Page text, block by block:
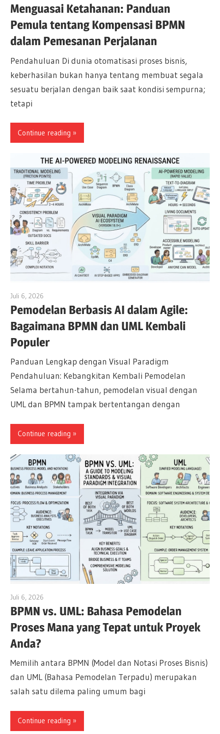
Menguasai Ketahanan: Panduan
Pemula tentang Kompensasi BPMN
dalam Pemesanan Perjalanan
Pendahuluan Di dunia otomatisasi proses bisnis,
keberhasilan bukan hanya tentang membuat segala
sesuatu berjalan dengan baik saat kondisi sempurna;
tetapi
Continue reading
Juli 6, 2026
Pemodelan Berbasis AI dalam Agile:
Bagaimana BPMN dan UML Kembali
Populer
Panduan Lengkap dengan Visual Paradigm
Pendahuluan: Kebangkitan Kembali Pemodelan
Selama bertahun-tahun, pemodelan visual dengan
UML dan BPMN tampak bertentangan dengan
Continue reading
Juli 6, 2026
BPMN vs. UML: Bahasa Pemodelan
Proses Mana yang Tepat untuk Proyek
Anda?
Memilih antara BPMN (Model dan Notasi Proses Bisnis)
dan UML (Bahasa Pemodelan Terpadu) merupakan
salah satu dilema paling umum bagi
Continue reading